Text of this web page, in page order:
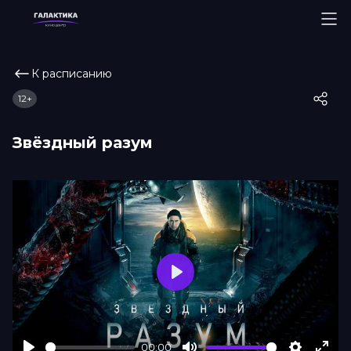
К расписанию
Звёздный разум
12+
00:00
Play